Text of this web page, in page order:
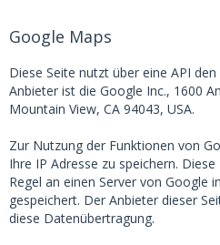
Google Maps
Diese Seite nutzt über eine API
Anbieter ist die Google Inc., 1600
Mountain View, CA 94043, USA.
Zur Nutzung der Funktionen von
Ihre IP Adresse zu speichern.
Regel an einen Server von Google
gespeichert. Der Anbieter dieser
diese Datenübertragung.